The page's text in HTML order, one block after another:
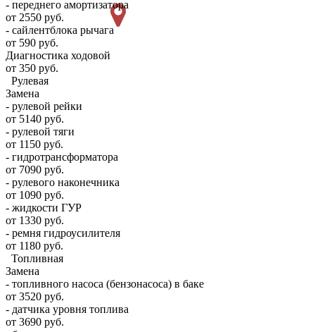
- переднего амортизатора
от 2550 руб.
- сайлентблока рычага
от 590 руб.
Диагностика ходовой
от 350 руб.
Рулевая
Замена
- рулевой рейки
от 5140 руб.
- рулевой тяги
от 1150 руб.
- гидротрансформатора
от 7090 руб.
- рулевого наконечника
от 1090 руб.
- жидкости ГУР
от 1330 руб.
- ремня гидроусилителя
от 1180 руб.
Топливная
Замена
- топливного насоса (бензонасоса) в баке
от 3520 руб.
- датчика уровня топлива
от 3690 руб.